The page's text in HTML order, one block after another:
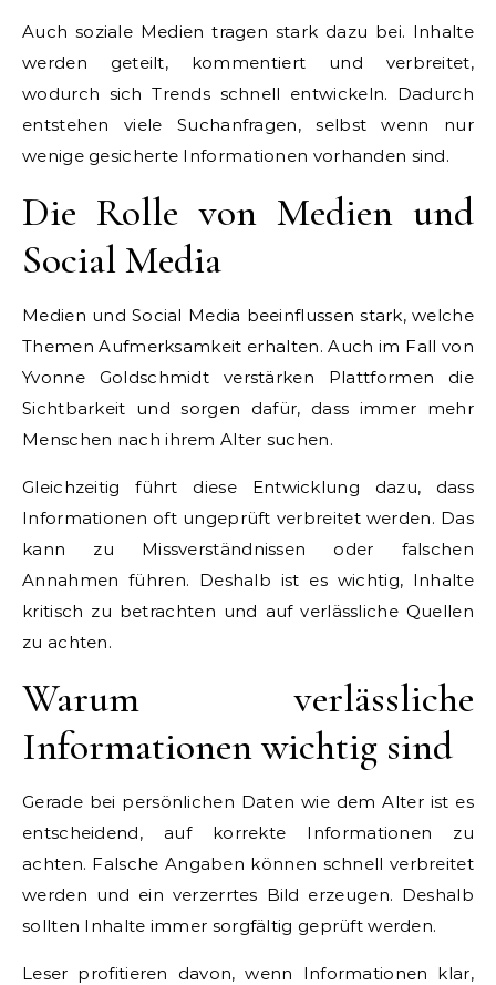
Auch soziale Medien tragen stark dazu bei. Inhalte
werden geteilt, kommentiert und verbreitet,
wodurch sich Trends schnell entwickeln. Dadurch
entstehen viele Suchanfragen, selbst wenn nur
wenige gesicherte Informationen vorhanden sind.
Die Rolle von Medien und
Social Media
Medien und Social Media beeinflussen stark, welche
Themen Aufmerksamkeit erhalten. Auch im Fall von
Yvonne Goldschmidt verstärken Plattformen die
Sichtbarkeit und sorgen dafür, dass immer mehr
Menschen nach ihrem Alter suchen.
Gleichzeitig führt diese Entwicklung dazu, dass
Informationen oft ungeprüft verbreitet werden. Das
kann zu Missverständnissen oder falschen
Annahmen führen. Deshalb ist es wichtig, Inhalte
kritisch zu betrachten und auf verlässliche Quellen
zu achten.
Warum verlässliche
Informationen wichtig sind
Gerade bei persönlichen Daten wie dem Alter ist es
entscheidend, auf korrekte Informationen zu
achten. Falsche Angaben können schnell verbreitet
werden und ein verzerrtes Bild erzeugen. Deshalb
sollten Inhalte immer sorgfältig geprüft werden.
Leser profitieren davon, wenn Informationen klar,